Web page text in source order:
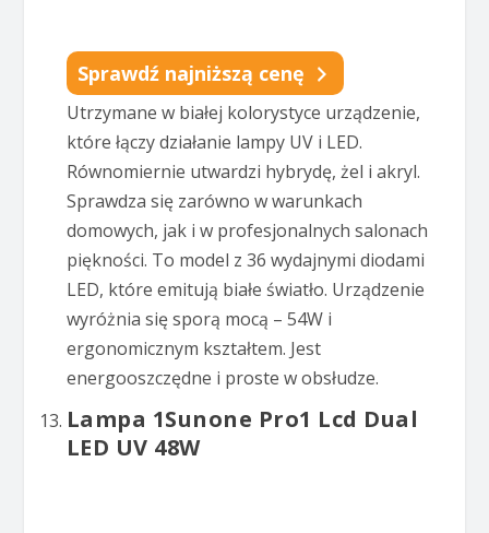
Sprawdź najniższą cenę
Utrzymane w białej kolorystyce urządzenie,
które łączy działanie lampy UV i LED.
Równomiernie utwardzi hybrydę, żel i akryl.
Sprawdza się zarówno w warunkach
domowych, jak i w profesjonalnych salonach
piękności. To model z 36 wydajnymi diodami
LED, które emitują białe światło. Urządzenie
wyróżnia się sporą mocą – 54W i
ergonomicznym kształtem. Jest
energooszczędne i proste w obsłudze.
Lampa 1Sunone Pro1 Lcd Dual
LED UV 48W